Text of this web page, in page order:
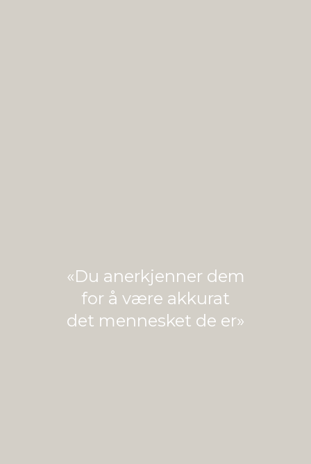
«Du anerkjenner dem
for å være akkurat
det mennesket de er»